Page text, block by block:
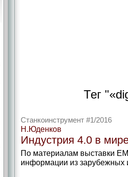
Тег
Станкоинструмент #1/2016
Н.Юденков
Индустрия 4.0 в
По материалам выставки
информации из зарубежных